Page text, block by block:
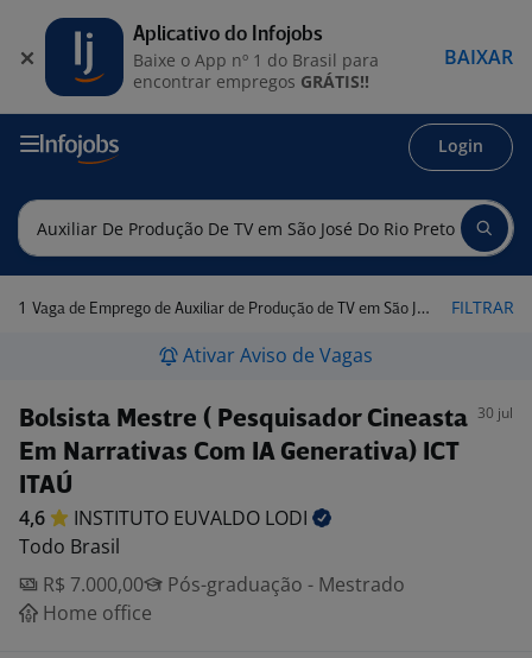
Login
1 Vaga de Emprego de Auxiliar de Produção de TV em São José do Rio Preto - SP FILTRAR
Ativar Aviso de Vagas
Bolsista Mestre ( Pesquisador Cineasta
Em Narrativas Com IA Generativa) ICT
ITAÚ
30 jul
4,6 INSTITUTO EUVALDO LODI
Todo Brasil
R$ 7.000,00
Pós-graduação - Mestrado
Home office
Aplicativo do Infojobs
Baixe o App nº 1 do Brasil para
encontrar empregos GRÁTIS!!
BAIXAR